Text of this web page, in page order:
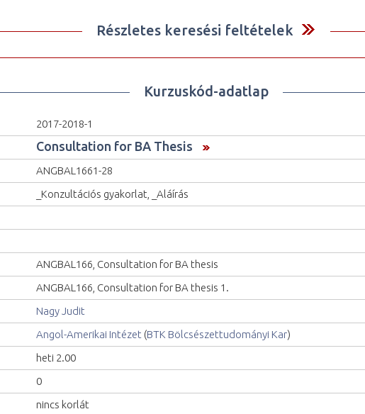
Részletes keresési feltételek
Kurzuskód-adatlap
2017-2018-1
Consultation for BA Thesis
ANGBAL1661-28
_Konzultációs gyakorlat, _Aláírás
ANGBAL166, Consultation for BA thesis
ANGBAL166, Consultation for BA thesis 1.
Nagy Judit
Angol-Amerikai Intézet (BTK Bölcsészettudományi Kar)
heti 2.00
0
nincs korlát